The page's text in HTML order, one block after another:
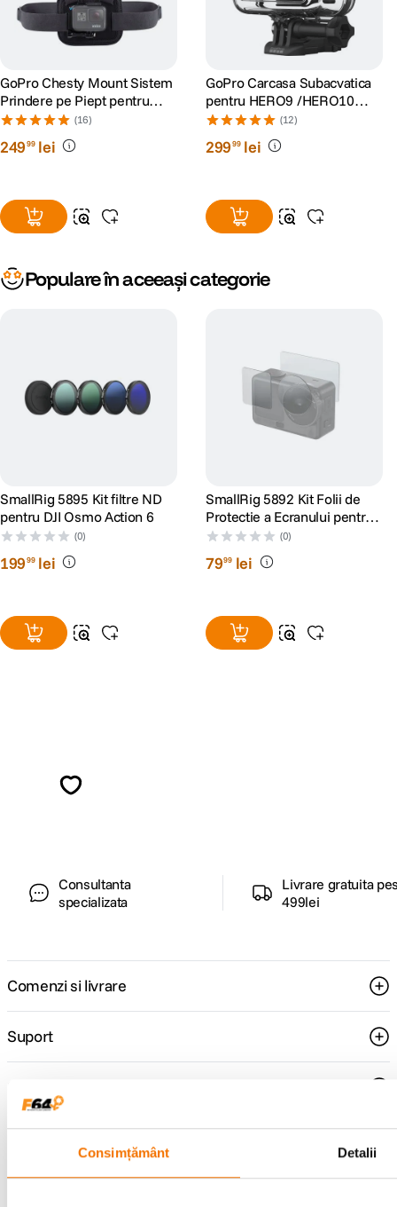
Consimțământ Detalii
GoPro Chesty Mount Sistem
Prindere pe Piept pentru
Camerele Video GoPro
(16)
24999 lei
GoPro Carcasa Subacvatica
pentru HERO9 /HERO10
/HERO11 Black/HERO12/
HERO13
(12)
29999 lei
Populare în aceeași categorie
SmallRig 5895 Kit filtre ND
pentru DJI Osmo Action 6
(0)
19999 lei
SmallRig 5892 Kit Folii de
Protectie a Ecranului pentru
DJI Osmo Action 6
(0)
7999 lei
Consultanta
specializata
Livrare gratuita
499lei
Comenzi si livrare
Suport